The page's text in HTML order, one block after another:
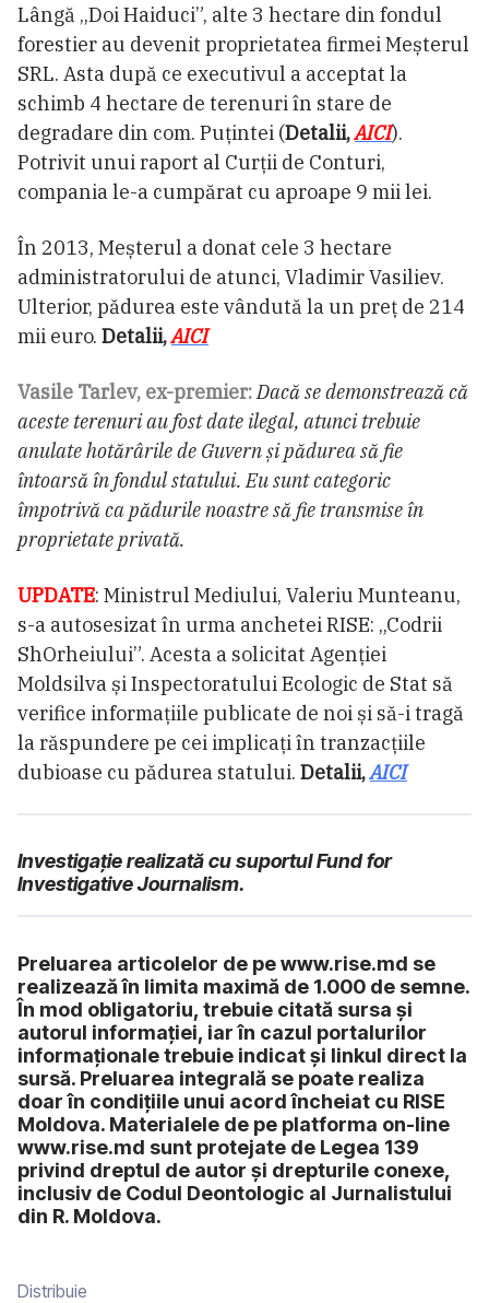
Lângă „Doi Haiduci”, alte 3 hectare din fondul
forestier au devenit proprietatea firmei Meșterul
SRL. Asta după ce executivul a acceptat la
schimb 4 hectare de terenuri în stare de
degradare din com. Puţintei (Detalii,AICI).
Potrivit unui raport al Curții de Conturi,
compania le-a cumpărat cu aproape 9 mii lei.
În 2013, Meșterul a donat cele 3 hectare
administratorului de atunci, Vladimir Vasiliev.
Ulterior, pădurea este vândută la un preț de 214
mii euro. Detalii,AICI
Vasile Tarlev, ex-premier:Dacă se demonstrează că
aceste terenuri au fost date ilegal, atunci trebuie
anulate hotărârile de Guvern și pădurea să fie
întoarsă în fondul statului. Eu sunt categoric
împotrivă ca pădurile noastre să fie transmise în
proprietate privată.
UPDATE: Ministrul Mediului, Valeriu Munteanu,
s-a autosesizat în urma anchetei RISE: „Codrii
ShOrheiului”. Acesta a solicitat Agenției
Moldsilva și Inspectoratului Ecologic de Stat să
verifice informațiile publicate de noi și să-i tragă
la răspundere pe cei implicați în tranzacțiile
dubioase cu pădurea statului. Detalii,AICI
Investigație realizată cu suportul Fund for
Investigative Journalism.
Preluarea articolelor de pe www.rise.md se
realizează în limita maximă de 1.000 de semne.
În mod obligatoriu, trebuie citată sursa și
autorul informației, iar în cazul portalurilor
informaționale trebuie indicat și linkul direct la
sursă. Preluarea integrală se poate realiza
doar în condițiile unui acord încheiat cu RISE
Moldova. Materialele de pe platforma on-line
www.rise.md sunt protejate de Legea 139
privind dreptul de autor și drepturile conexe,
inclusiv de Codul Deontologic al Jurnalistului
din R. Moldova.
Distribuie